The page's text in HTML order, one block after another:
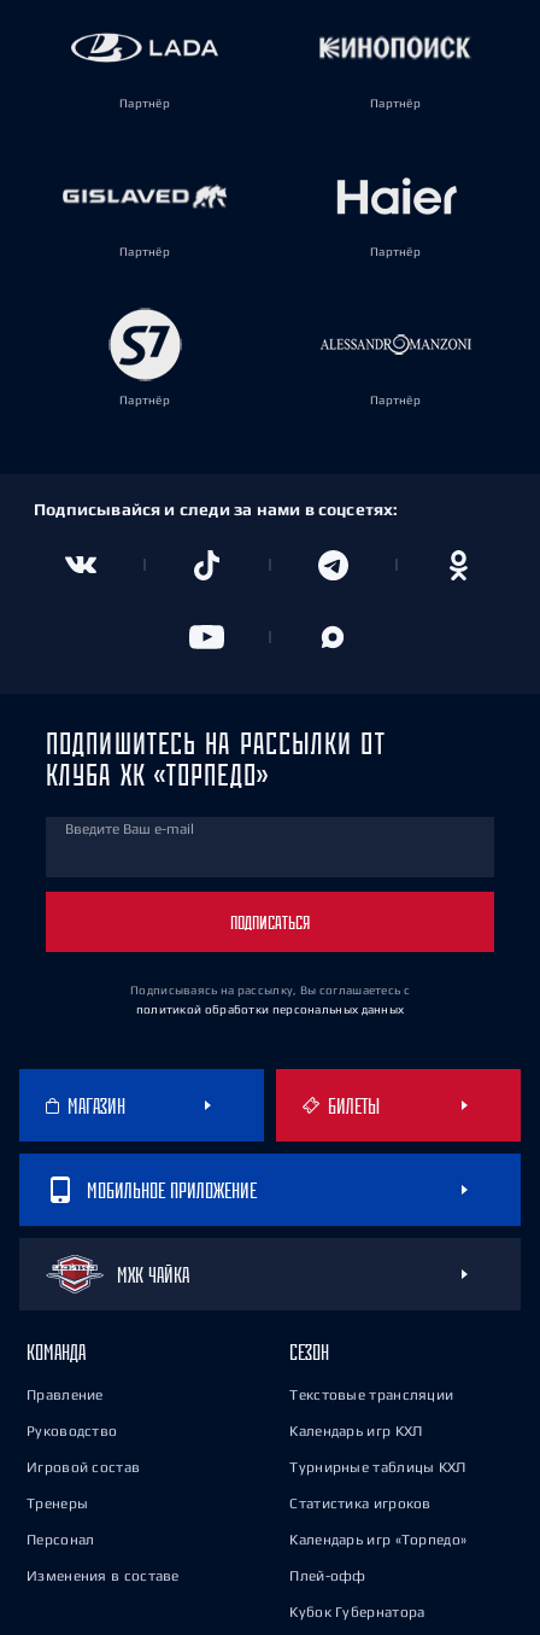
Партнёр Партнёр
Партнёр Партнёр
Партнёр Партнёр
Подписывайся и следи за нами в соцсетях:
ПОДПИШИТЕСЬ НА РАССЫЛКИ ОТ
КЛУБА ХК «ТОРПЕДО»
Введите Ваш e-mail
ПОДПИСАТЬСЯ
Подписываясь на рассылку, Вы соглашаетесь с
политикой обработки персональных данных
МАГАЗИН БИЛЕТЫ
МОБИЛЬНОЕ ПРИЛОЖЕНИЕ
МХК ЧАЙКА
КОМАНДА
Правление
Руководство
Игровой состав
Тренеры
Персонал
Изменения в составе
СЕЗОН
Текстовые трансляции
Календарь игр КХЛ
Турнирные таблицы КХЛ
Статистика игроков
Календарь игр «Торпедо»
Плей-офф
Кубок Губернатора